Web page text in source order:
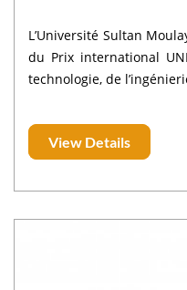
L’Université Sultan
du Prix international
technologie, de l’ingénierie et des mathématiques. Objectif du
View Details